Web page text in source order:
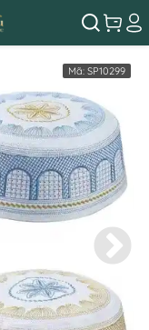
Mã: SP10299